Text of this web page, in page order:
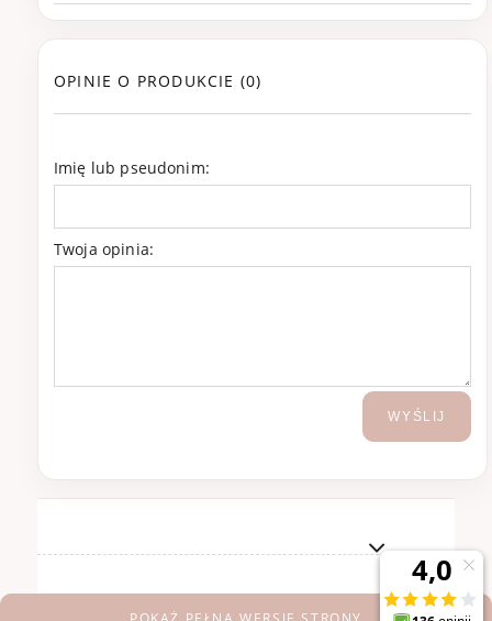
OPINIE O PRODUKCIE (0)
Imię lub pseudonim:
Twoja opinia:
WYŚLIJ